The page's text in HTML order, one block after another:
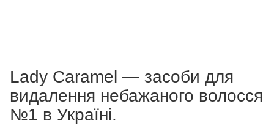
Lady Caramel — засоби для
видалення небажаного волосся
№1 в Україні.